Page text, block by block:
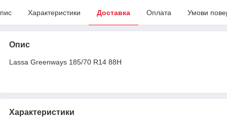
Характеристики Доставка Оплата Умови
Опис
Lassa Greenways 185/70 R14 88H
Характеристики